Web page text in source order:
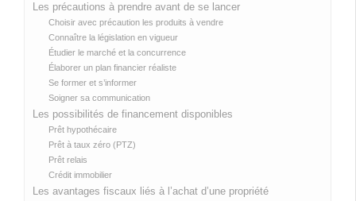
Les précautions à prendre avant de se lancer
Choisir avec précaution les produits à vendre
Connaître la législation en vigueur
Étudier le marché et la concurrence
Élaborer un plan financier réaliste
Se former et s’informer
Soigner sa communication
Les possibilités de financement disponibles
Prêt hypothécaire
Prêt à taux zéro (PTZ)
Prêt relais
Crédit immobilier
Les avantages fiscaux liés à l’achat d’une propriété